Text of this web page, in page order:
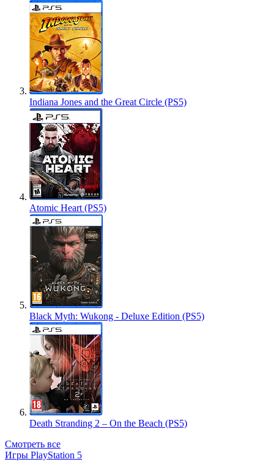
Indiana Jones and the Great Circle (PS5)
Atomic Heart (PS5)
Black Myth: Wukong - Deluxe Edition (PS5)
Death Stranding 2 – On the Beach (PS5)
Смотреть все
Игры PlayStation 5